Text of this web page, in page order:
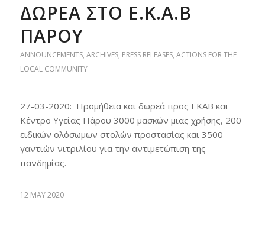
ΔΩΡΕΑ ΣΤΟ Ε.Κ.Α.Β
ΠΑΡΟΥ
ANNOUNCEMENTS, ARCHIVES, PRESS RELEASES, ACTIONS FOR THE
LOCAL COMMUNITY
27-03-2020: Προμήθεια και δωρεά προς ΕΚΑΒ και
Κέντρο Υγείας Πάρου 3000 μασκών μιας χρήσης, 200
ειδικών ολόσωμων στολών προστασίας και 3500
γαντιών νιτριλίου για την αντιμετώπιση της
πανδημίας.
12 MAY 2020